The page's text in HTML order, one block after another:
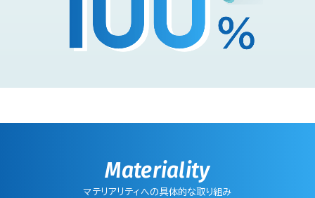
Materiality
マテリアリティへの具体的な取り組み